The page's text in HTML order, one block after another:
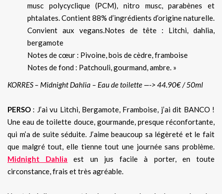
musc polycyclique (PCM), nitro musc, parabènes et
phtalates. Contient 88% d’ingrédients d’origine naturelle.
Convient aux vegans.Notes de tête : Litchi, dahlia,
bergamote
Notes de cœur : Pivoine, bois de cèdre, framboise
Notes de fond : Patchouli, gourmand, ambre. »
KORRES – Midnight Dahlia – Eau de toilette —-> 44.90€ / 50ml
PERSO : J’ai vu Litchi, Bergamote, Framboise, j’ai dit BANCO !
Une eau de toilette douce, gourmande, presque réconfortante,
qui m’a de suite séduite. J’aime beaucoup sa légèreté et le fait
que malgré tout, elle tienne tout une journée sans problème.
Midnight Dahlia est un jus facile à porter, en toute
circonstance, frais et très agréable.